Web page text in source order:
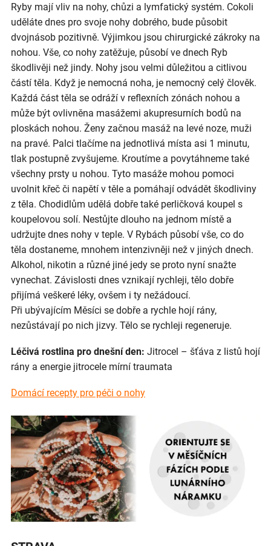
Ryby mají vliv na nohy, chůzi a lymfatický systém. Cokoli
uděláte dnes pro svoje nohy dobrého, bude působit
dvojnásob pozitivně. Výjimkou jsou chirurgické zákroky na
nohou. Vše, co nohy zatěžuje, působí ve dnech Ryb
škodlivěji než jindy. Nohy jsou velmi důležitou a citlivou
částí těla. Když je nemocná noha, je nemocný celý člověk.
Každá část těla se odráží v reflexních zónách nohou a
může být ovlivněna masážemi akupresurních bodů na
ploskách nohou. Ženy začnou masáž na levé noze, muži
na pravé. Palci tlačíme na jednotlivá místa asi 1 minutu,
tlak postupně zvyšujeme. Kroutíme a povytáhneme také
všechny prsty u nohou. Tyto masáže mohou pomoci
uvolnit křeč či napětí v těle a pomáhají odvádět škodliviny
z těla. Chodidlům udělá dobře také perličková koupel s
koupelovou solí. Nestůjte dlouho na jednom místě a
udržujte dnes nohy v teple. V Rybách působí vše, co do
těla dostaneme, mnohem intenzivněji než v jiných dnech.
Alkohol, nikotin a různé jiné jedy se proto nyní snažte
vynechat. Závislosti dnes vznikají rychleji, tělo dobře
přijímá veškeré léky, ovšem i ty nežádoucí.
Při ubývajícím Měsíci se dobře a rychle hojí rány,
nezůstávají po nich jizvy. Tělo se rychleji regeneruje.
Léčivá rostlina pro dnešní den: Jitrocel – šťáva z listů hojí
rány a energie jitrocele mírní traumata
Domácí recepty pro péči o nohy